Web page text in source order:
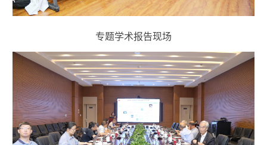
专题学术报告现场